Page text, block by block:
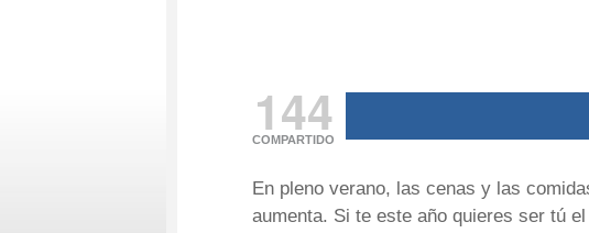
144
COMPARTIDO
En pleno verano, las cenas y las
aumenta. Si te este año quieres ser tú